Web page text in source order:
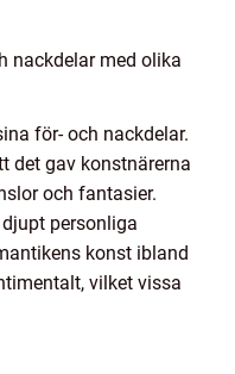
nackdelar med olika
för- och nackdelar.
det gav konstnärerna
och fantasier.
personliga
konst ibland
vilket vissa